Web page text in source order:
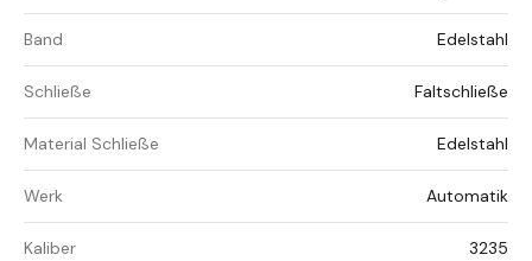
Band Edelstahl
Schließe Faltschließe
Material Schließe Edelstahl
Werk Automatik
Kaliber 3235